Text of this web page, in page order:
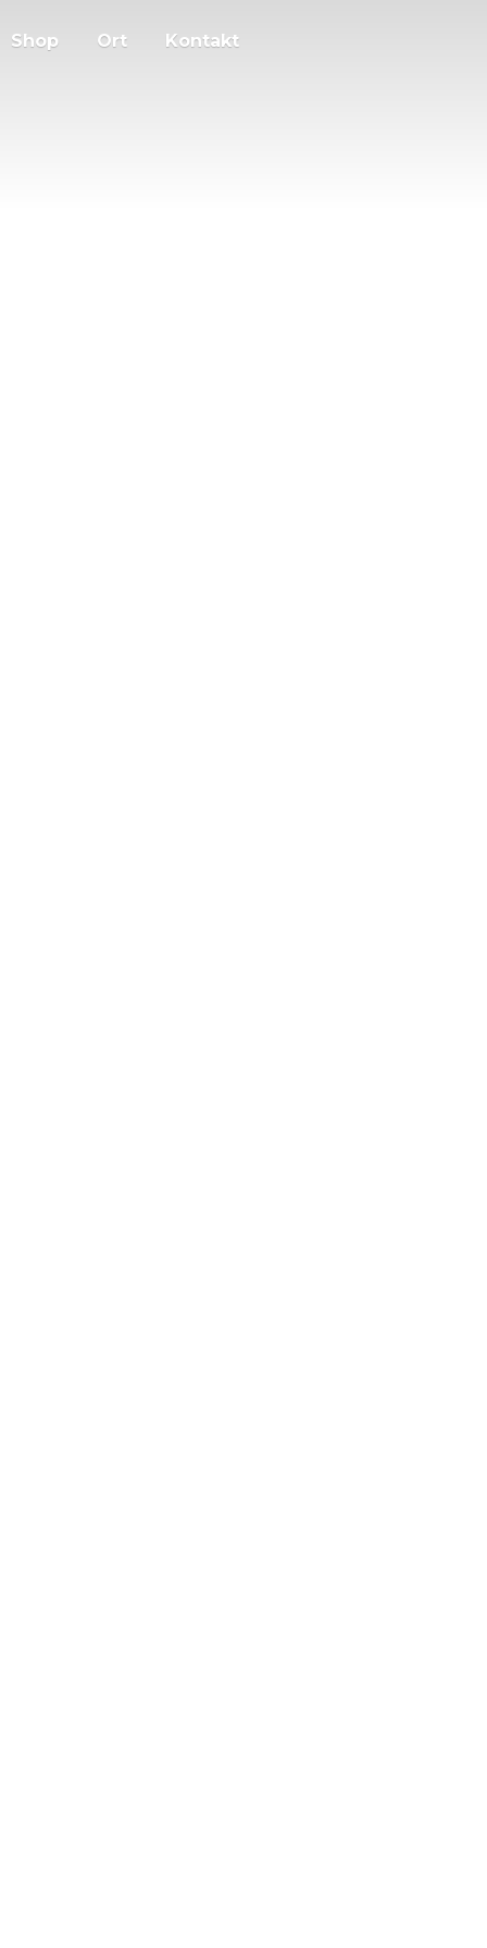
Shop Ort Kontakt